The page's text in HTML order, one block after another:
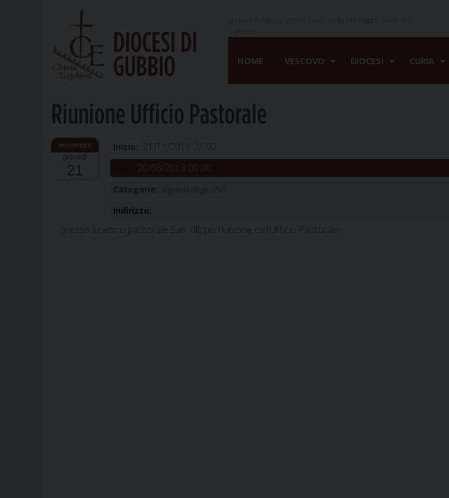
DIOCESI DI
GUBBIO
HOME VESCOVO DIOCESI CURIA
Riunione Ufficio Pastorale
giovedì
21
Inizio: 21/11/2019 21:00
20/08/2019 00:00
Categorie:
Indirizzo:
presso il centro pastorale San Filippo riunione dell’Ufficio Pastorale